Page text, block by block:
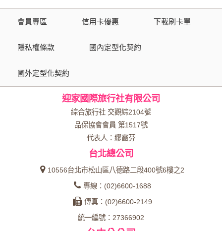
會員專區 信用卡優惠 下載刷卡單
隱私權條款 國內定型化契約
國外定型化契約
迎家國際旅行社有限公司
綜合旅行社 交觀綜2104號
品保協會會員 第1517號
代表人：繆霞芬
台北總公司
10556台北市松山區八德路二段400號6樓之2
專線：(02)6600-1688
傳真：(02)6600-2149
統一編號：27366902